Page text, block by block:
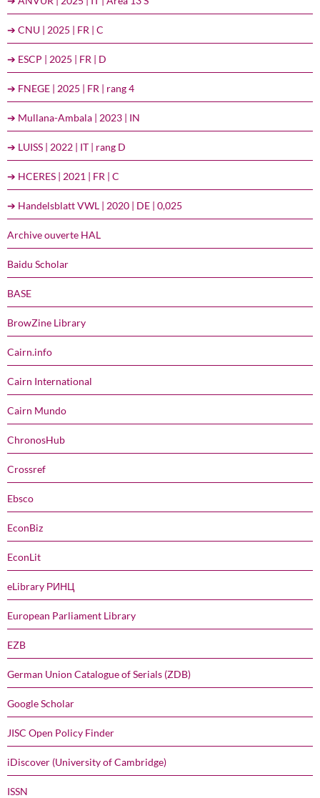
➔ CNU | 2025 | FR | C
➔ ESCP | 2025 | FR | D
➔ FNEGE | 2025 | FR | rang 4
➔ Mullana-Ambala | 2023 | IN
➔ LUISS | 2022 | IT | rang D
➔ HCERES | 2021 | FR | C
➔ Handelsblatt VWL | 2020 | DE | 0,025
Archive ouverte HAL
Baidu Scholar
BASE
BrowZine Library
Cairn.info
Cairn International
Cairn Mundo
ChronosHub
Crossref
Ebsco
EconBiz
EconLit
eLibrary РИНЦ
European Parliament Library
EZB
German Union Catalogue of Serials (ZDB)
Google Scholar
JISC Open Policy Finder
iDiscover (University of Cambridge)
ISSN